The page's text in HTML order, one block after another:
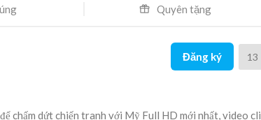
Quyên tặng
Đăng ký 13
chấm dứt chiến tranh với Mỹ Full HD mới nhất, video cli